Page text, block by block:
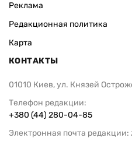
Реклама
Редакционная политика
Карта
КОНТАКТЫ
01010 Киев, ул. Князей
Телефон редакции:
+380 (44) 280-04-85
Электронная почта редакции: